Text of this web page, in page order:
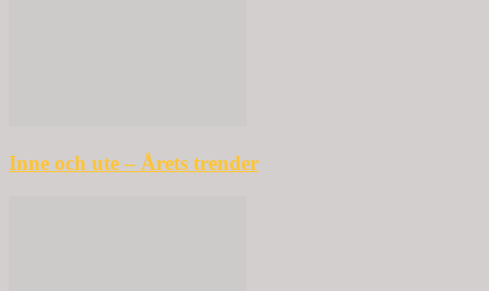
Inne och ute – Årets trender